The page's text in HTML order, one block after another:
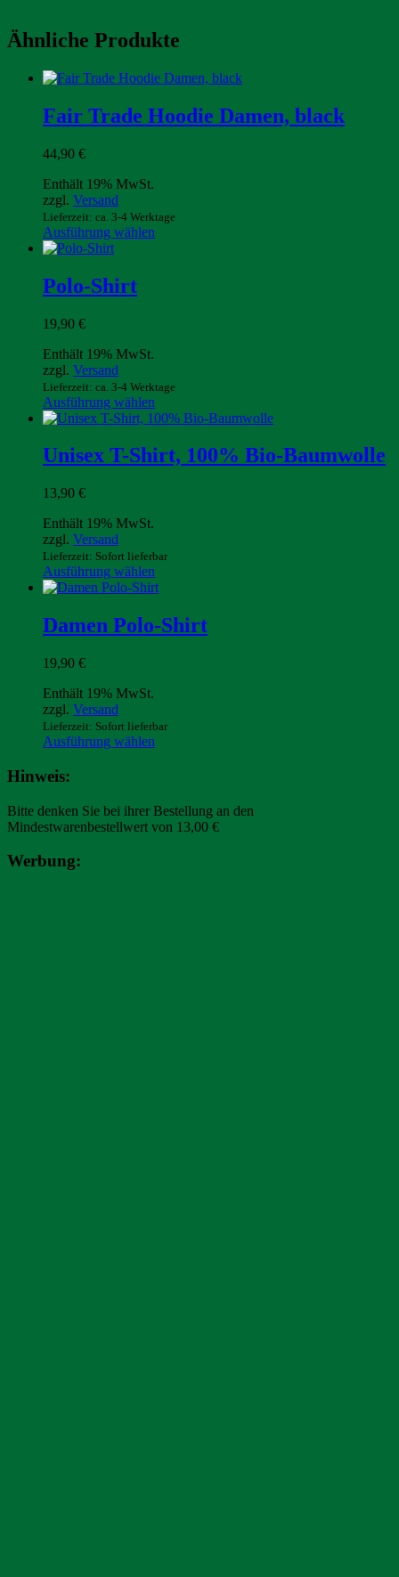
Ähnliche Produkte
Fair Trade Hoodie Damen, black
44,90 €
Enthält 19% MwSt.
zzgl. Versand
Lieferzeit: ca. 3-4 Werktage
Ausführung wählen
der
Produktseite
gewählt
Polo-Shirt
19,90 €
Enthält 19% MwSt.
zzgl. Versand
Lieferzeit: ca. 3-4 Werktage
Ausführung wählen
Produkt
mehrere
Varianten
der
Produktseite
gewählt
Unisex T-Shirt, 100% Bio-Baumwolle
13,90 €
Enthält 19% MwSt.
zzgl. Versand
Lieferzeit: Sofort lieferbar
Ausführung wählen
Produkt
mehrere
Varianten
der
Produktseite
Damen Polo-Shirt
19,90 €
Enthält 19% MwSt.
zzgl. Versand
Lieferzeit: Sofort lieferbar
Ausführung wählen
Varianten
auf.
Die
Hinweis:
Bitte denken Sie bei ihrer Bestellung an den
Mindestwarenbestellwert von 13,00 €
Werbung: